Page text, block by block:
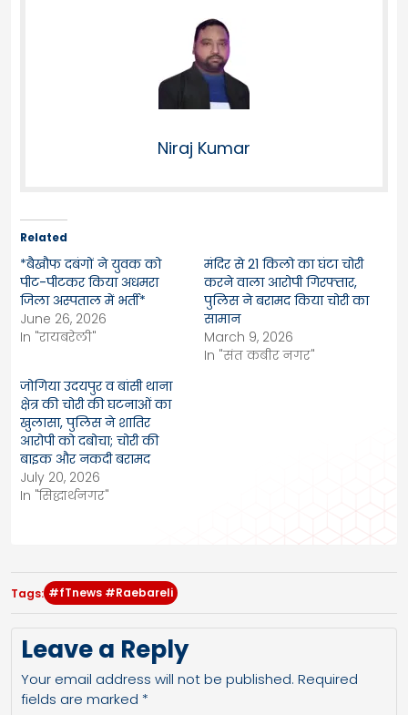
Niraj Kumar
Related
*बैखौफ दबंगों ने युवक को
पीट-पीटकर किया अधमरा
जिला अस्पताल में भर्ती*
June 26, 2026
In "रायबरेली"
मंदिर से 21 किलो का घंटा चोरी
करने वाला आरोपी गिरफ्तार,
पुलिस ने बरामद किया चोरी का
सामान
March 9, 2026
In "संत कबीर नगर"
जोगिया उदयपुर व बांसी थाना
क्षेत्र की चोरी की घटनाओं का
खुलासा, पुलिस ने शातिर
आरोपी को दबोचा; चोरी की
बाइक और नकदी बरामद
July 20, 2026
In "सिद्धार्थनगर"
Tags: #fTnews #Raebareli
Leave a Reply
Your email address will not be published. Required
fields are marked *